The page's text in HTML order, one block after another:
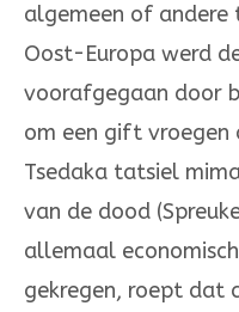
algemeen of andere
Oost-Europa werd
voorafgegaan door
om een gift vroegen
Tsedaka tatsiel
van de dood
allemaal
gekregen, roept dat